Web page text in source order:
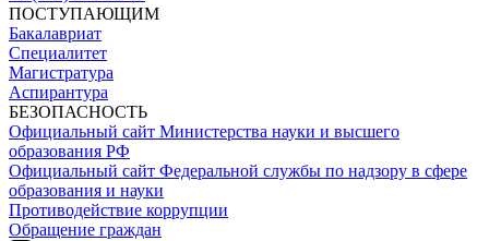
ПОСТУПАЮЩИМ
Бакалавриат
Специалитет
Магистратура
Аспирантура
БЕЗОПАСНОСТЬ
Официальный сайт Министерства науки и высшего
образования РФ
Официальный сайт Федеральной службы по надзору в сфере
образования и науки
Противодействие коррупции
Обращение граждан